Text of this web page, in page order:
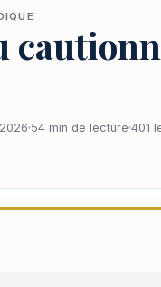
54 min de lecture 401